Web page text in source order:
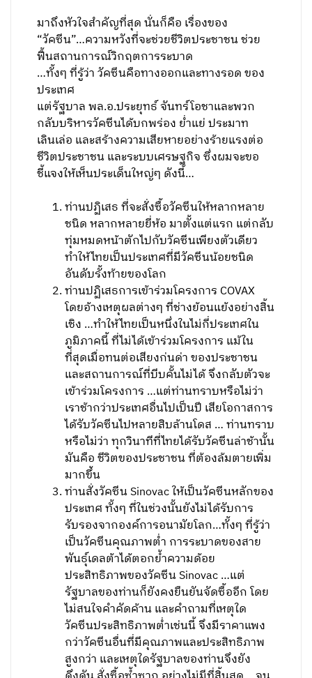
มาถึงหัวใจสำคัญที่สุด นั่นก็คือ เรื่องของ
“วัคซีน”…ความหวังที่จะช่วยชีวิตประชาชน ช่วย
ฟื้นสถานการณ์วิกฤตการระบาด
…ทั้งๆ ที่รู้ว่า วัคซีนคือทางออกและทางรอด ของ
ประเทศ
แต่รัฐบาล พล.อ.ประยุทธ์ จันทร์โอชาและพวก
กลับบริหารวัคซีนได้บกพร่อง ย่ำแย่ ประมาท
เลินเล่อ และสร้างความเสียหายอย่างร้ายแรงต่อ
ชีวิตประชาชน และระบบเศรษฐกิจ ซึ่งผมจะขอ
ชี้แจงให้เห็นประเด็นใหญ่ๆ ดังนี้…
ท่านปฏิเสธ ที่จะสั่งซื้อวัคซีนให้หลากหลาย
ชนิด หลากหลายยี่ห้อ มาตั้งแต่แรก แต่กลับ
ทุ่มหมดหน้าตักไปกับวัคซีนเพียงตัวเดียว
ทำให้ไทยเป็นประเทศที่มีวัคซีนน้อยชนิด
อันดับรั้งท้ายของโลก
ท่านปฏิเสธการเข้าร่วมโครงการ COVAX
โดยอ้างเหตุผลต่างๆ ที่ช่างย้อนแย้งอย่างสิ้น
เชิง …ทำให้ไทยเป็นหนึ่งในไม่กี่ประเทศใน
ภูมิภาคนี้ ที่ไม่ได้เข้าร่วมโครงการ แม้ใน
ที่สุดเมื่อทนต่อเสียงก่นด่า ของประชาชน
และสถานการณ์ที่บีบคั้นไม่ได้ จึงกลับตัวจะ
เข้าร่วมโครงการ …แต่ท่านทราบหรือไม่ว่า
เราช้ากว่าประเทศอื่นไปเป็นปี เสียโอกาสการ
ได้รับวัคซีนไปหลายสิบล้านโดส … ท่านทราบ
หรือไม่ว่า ทุกวินาทีที่ไทยได้รับวัคซีนล่าช้านั้น
มันคือ ชีวิตของประชาชน ที่ต้องล้มตายเพิ่ม
มากขึ้น
ท่านสั่งวัคซีน Sinovac ให้เป็นวัคซีนหลักของ
ประเทศ ทั้งๆ ที่ในช่วงนั้นยังไม่ได้รับการ
รับรองจากองค์การอนามัยโลก…ทั้งๆ ที่รู้ว่า
เป็นวัคซีนคุณภาพต่ำ การระบาดของสาย
พันธุ์เดลต้าได้ตอกย้ำความด้อย
ประสิทธิภาพของวัคซีน Sinovac …แต่
รัฐบาลของท่านก็ยังคงยืนยันจัดซื้ออีก โดย
ไม่สนใจคำคัดค้าน และคำถามที่เหตุใด
วัคซีนประสิทธิภาพต่ำเช่นนี้ จึงมีราคาแพง
กว่าวัคซีนอื่นที่มีคุณภาพและประสิทธิภาพ
สูงกว่า และเหตุใดรัฐบาลของท่านจึงยัง